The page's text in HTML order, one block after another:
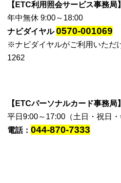
【ETC利用照会サービス事務局】
年中無休 9:00～18:00
ナビダイヤル0570-001069
※ナビダイヤルがご利用いただ
1262
【ETCパーソナルカード事務局】
平日9:00～17:00（土日・祝日・
電話： 044-870-7333